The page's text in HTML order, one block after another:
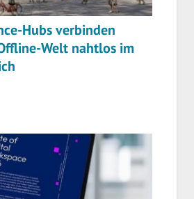
Hubs verbinden
Welt nahtlos im